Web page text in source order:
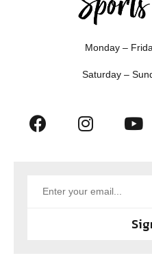
Monday – Friday:
Saturday – Sunday: